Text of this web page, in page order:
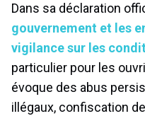
Dans sa déclaration
gouvernement et les
vigilance sur les
particulier pour les
évoque des abus
illégaux, confiscation